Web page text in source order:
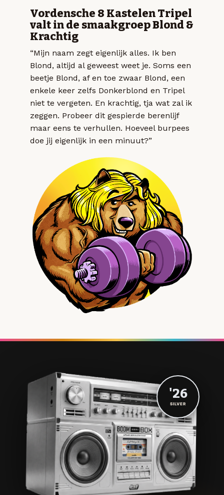
Vordensche 8 Kastelen Tripel
valt in de smaakgroep Blond &
Krachtig
“Mijn naam zegt eigenlijk alles. Ik ben
Blond, altijd al geweest weet je. Soms een
beetje Blond, af en toe zwaar Blond, een
enkele keer zelfs Donkerblond en Tripel
niet te vergeten. En krachtig, tja wat zal ik
zeggen. Probeer dit gespierde berenlijf
maar eens te verhullen. Hoeveel burpees
doe jij eigenlijk in een minuut?”
'26
SILVER